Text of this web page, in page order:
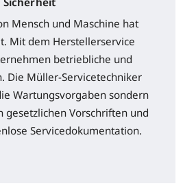
Mensch und Maschine hat
Mit dem Herstellerservice
betriebliche und
Die Müller-Servicetechniker
Wartungsvorgaben sondern
gesetzlichen Vorschriften und
Servicedokumentation.